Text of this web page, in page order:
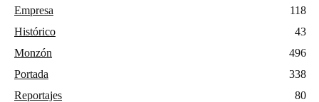
Empresa
118
Histórico
43
Monzón
496
Portada
338
Reportajes
80